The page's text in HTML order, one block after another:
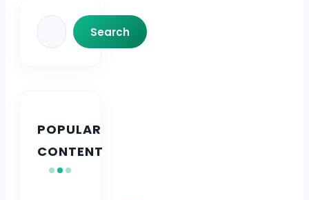
Search
Search
POPULAR
CONTENT